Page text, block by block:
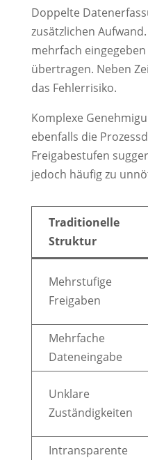
Doppelte
zusätzlichen
mehrfach
übertragen. Neben
das Fehlerrisiko.
Komplexe
ebenfalls die
Freigabestufen
jedoch häufig zu
Traditionelle
Struktur
Mehrstufige
Freigaben
Mehrfache
Dateneingabe
Unklare
Zuständigkeiten
Intransparente